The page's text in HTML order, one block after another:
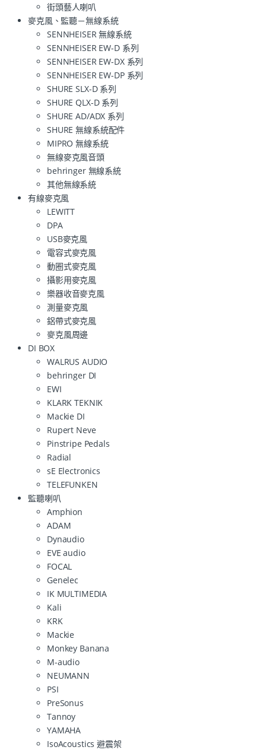
街頭藝人喇叭
麥克風、監聽－無線系統
SENNHEISER 無線系統
SENNHEISER EW-D 系列
SENNHEISER EW-DX 系列
SENNHEISER EW-DP 系列
SHURE SLX-D 系列
SHURE QLX-D 系列
SHURE AD/ADX 系列
SHURE 無線系統配件
MIPRO 無線系統
無線麥克風音頭
behringer 無線系統
其他無線系統
有線麥克風
LEWITT
DPA
USB麥克風
電容式麥克風
動圈式麥克風
攝影用麥克風
樂器收音麥克風
測量麥克風
鋁帶式麥克風
麥克風周邊
DI BOX
WALRUS AUDIO
behringer DI
EWI
KLARK TEKNIK
Mackie DI
Rupert Neve
Pinstripe Pedals
Radial
sE Electronics
TELEFUNKEN
監聽喇叭
Amphion
ADAM
Dynaudio
EVE audio
FOCAL
Genelec
IK MULTIMEDIA
Kali
KRK
Mackie
Monkey Banana
M-audio
NEUMANN
PSI
PreSonus
Tannoy
YAMAHA
IsoAcoustics 避震架